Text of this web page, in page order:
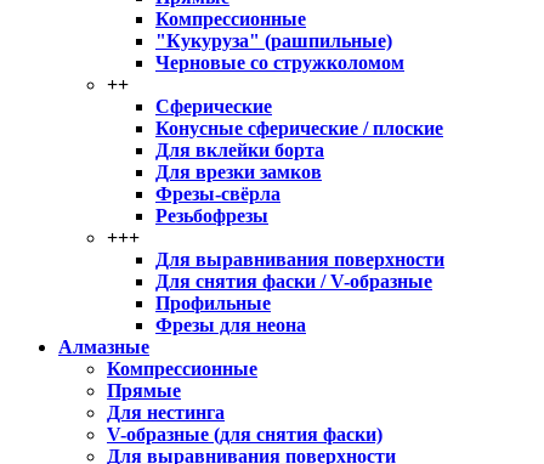
Компрессионные
"Кукуруза" (рашпильные)
Черновые со стружколомом
++
Сферические
Конусные сферические / плоские
Для вклейки борта
Для врезки замков
Фрезы-свёрла
Резьбофрезы
+++
Для выравнивания поверхности
Для снятия фаски / V-образные
Профильные
Фрезы для неона
Алмазные
Компрессионные
Прямые
Для нестинга
V-образные (для снятия фаски)
Для выравнивания поверхности